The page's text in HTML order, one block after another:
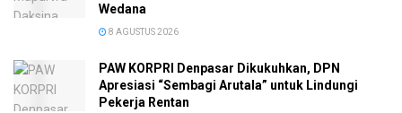
Wedana
8 AGUSTUS 2026
PAW KORPRI Denpasar Dikukuhkan, DPN
Apresiasi “Sembagi Arutala” untuk Lindungi
Pekerja Rentan